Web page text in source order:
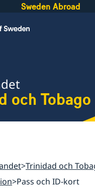
Sweden Abroad
och Tobago
Trinidad och
Pass och ID-kort